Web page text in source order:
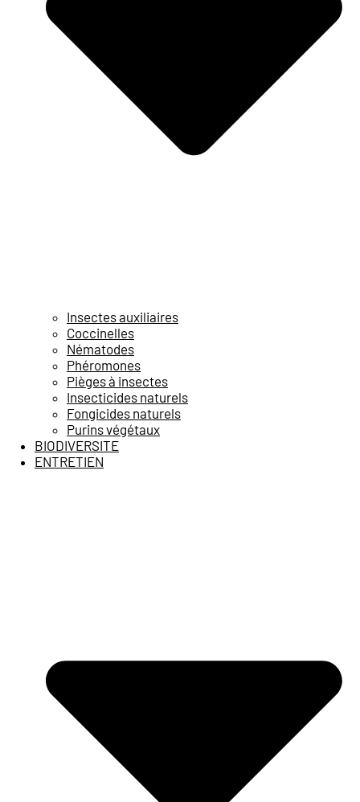
Insectes auxiliaires
Coccinelles
Nématodes
Phéromones
Pièges à insectes
Insecticides naturels
Fongicides naturels
Purins végétaux
BIODIVERSITE
ENTRETIEN